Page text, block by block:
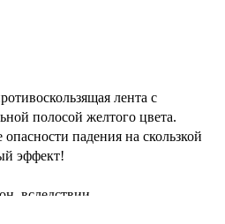
лента с
полосой желтого цвета.
падения на скользкой
эффект!
вследствии
сигнальных полос